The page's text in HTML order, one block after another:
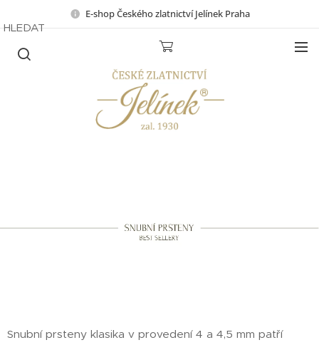
E-shop Českého zlatnictví Jelínek Praha
HLEDAT
Snubní prsteny klasika v provedení 4 a 4,5 mm patří